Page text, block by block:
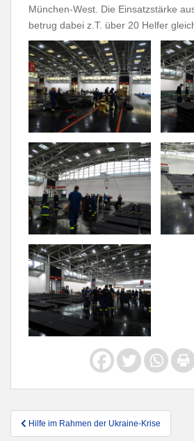
München-West. Die Einsatzstärke
betrug dabei z.T. über 20 Helfer
Beitragsnavigation
Hilfe im Rahmen der Ukraine-Krise